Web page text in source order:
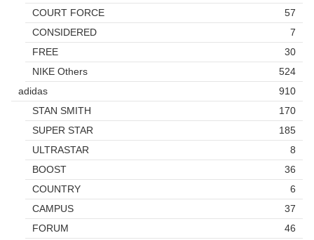
COURT FORCE
57
CONSIDERED
7
FREE
30
NIKE Others
524
adidas
910
STAN SMITH
170
SUPER STAR
185
ULTRASTAR
8
BOOST
36
COUNTRY
6
CAMPUS
37
FORUM
46